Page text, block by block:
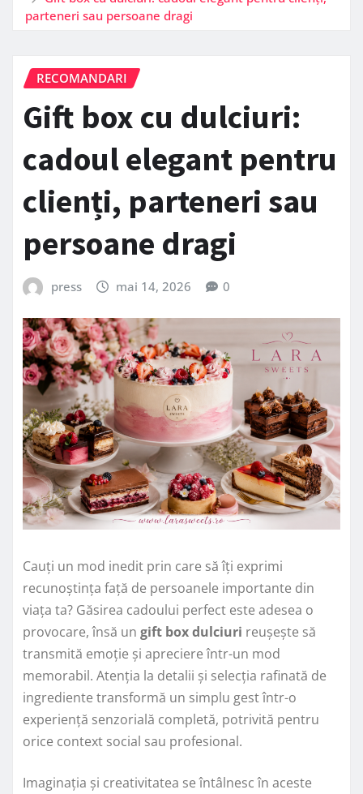
parteneri sau persoane dragi
RECOMANDARI
Gift box cu dulciuri:
cadoul elegant pentru
clienți, parteneri sau
persoane dragi
press mai 14, 2026 0
Cauți un mod inedit prin care să îți exprimi
recunoștința față de persoanele importante din
viața ta? Găsirea cadoului perfect este adesea o
provocare, însă un gift box dulciuri reușește să
transmită emoție și apreciere într-un mod
memorabil. Atenția la detalii și selecția rafinată de
ingrediente transformă un simplu gest într-o
experiență senzorială completă, potrivită pentru
orice context social sau profesional.
Imaginația și creativitatea se întâlnesc în aceste